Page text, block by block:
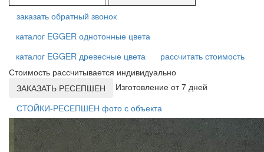
заказать обратный звонок
каталог EGGER однотонные цвета
каталог EGGER древесные цвета
рассчитать стоимость
Стоимость рассчитывается индивидуально
ЗАКАЗАТЬ РЕСЕПШЕН
Изготовление от 7 дней
СТОЙКИ-РЕСЕПШЕН фото с объекта